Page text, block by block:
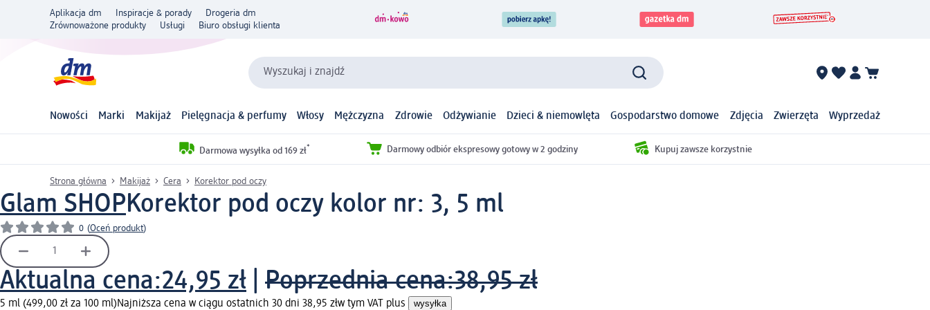
Aplikacja dm Inspiracje & porady
Drogeria dm
Zrównoważone produkty
Usługi Biuro obsługi klienta
Wyszukaj i znajdź
Nowości Marki Makijaż Pielęgnacja & perfumy Włosy Mężczyzna Zdrowie Odżywianie Dzieci & niemowlęta Gospodarstwo domowe Zdjęcia Zwierzęta Wyprzedaż
Darmowa wysyłka od 169 zł* Darmowy odbiór ekspresowy gotowy w 2 godziny Kupuj zawsze korzystnie
Strona główna Makijaż Cera Korektor pod oczy
Glam SHOPKorektor pod oczy kolor nr: 3, 5 ml
0 (Oceń produkt)
Aktualna cena:24,95 zł Poprzednia cena:38,95 zł
5 ml (499,00 zł za 100 ml)Najniższa cena w ciągu ostatnich 30 dni 38,95 złw tym VAT plus wysyłka